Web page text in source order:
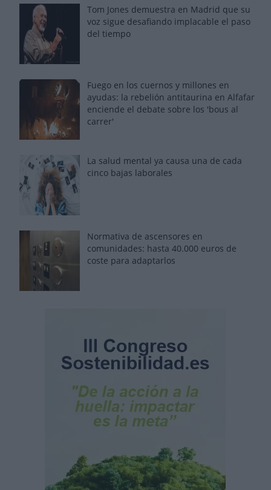
Tom Jones demuestra en Madrid que su
voz sigue desafiando implacable el paso
del tiempo
Fuego en los cuernos y millones en
ayudas: la rebelión antitaurina en Alfafar
enciende el debate sobre los 'bous al
carrer'
La salud mental ya causa una de cada
cinco bajas laborales
Normativa de ascensores en
comunidades: hasta 40.000 euros de
coste para adaptarlos